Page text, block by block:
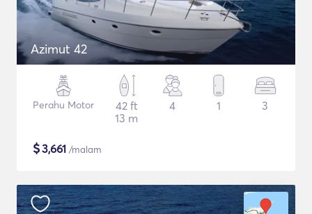
Azimut 42
Perahu Motor
42 ft
13 m
4 1 3
$3,661 /malam